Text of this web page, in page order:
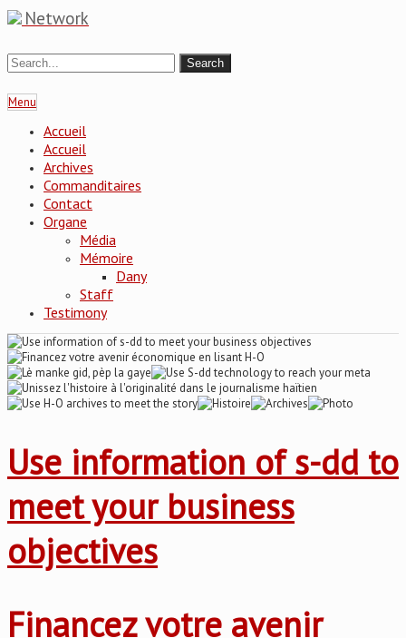
Network
Menu
Accueil
Accueil
Archives
Commanditaires
Contact
Organe
Média
Mémoire
Dany
Staff
Testimony
Use information of s-dd to
meet your business
objectives
Financez votre avenir